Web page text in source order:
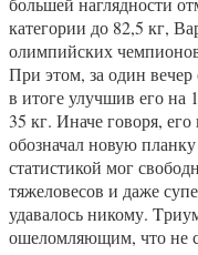
категории до 82,5 кг,
олимпийских
При этом, за один
в итоге улучшив его
35 кг. Иначе говоря,
обозначал новую
статистикой мог
тяжеловесов и даже
удавалось никому.
ошеломляющим, что не